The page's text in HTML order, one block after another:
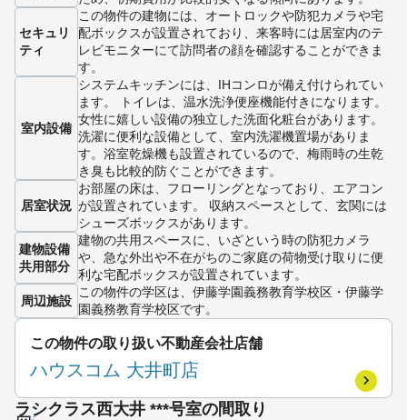
セキュリ
ティ
この物件の建物には、オートロックや防犯カメラや宅
配ボックスが設置されており、来客時には居室内のテ
レビモニターにて訪問者の顔を確認することができま
す。
室内設備
システムキッチンには、IHコンロが備え付けられてい
ます。 トイレは、温水洗浄便座機能付きになります。
女性に嬉しい設備の独立した洗面化粧台があります。
洗濯に便利な設備として、室内洗濯機置場がありま
す。浴室乾燥機も設置されているので、梅雨時の生乾
き臭も比較的防ぐことができます。
居室状況
お部屋の床は、フローリングとなっており、エアコン
が設置されています。 収納スペースとして、玄関には
シューズボックスがあります。
建物設備
共用部分
建物の共用スペースに、いざという時の防犯カメラ
や、急な外出や不在がちのご家庭の荷物受け取りに便
利な宅配ボックスが設置されています。
周辺施設
この物件の学区は、伊藤学園義務教育学校区・伊藤学
園義務教育学校区です。
この物件の取り扱い不動産会社店舗
ハウスコム 大井町店
ラシクラス西大井 ***号室の間取り